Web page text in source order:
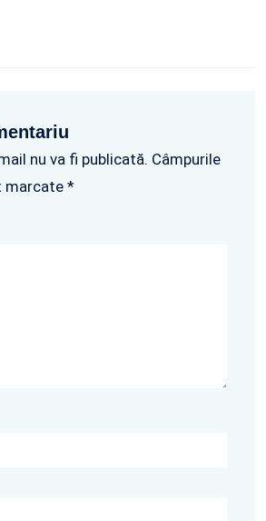
nu va fi publicată. Câmpurile
marcate *